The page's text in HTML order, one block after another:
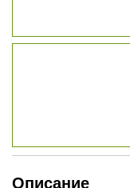
Описание